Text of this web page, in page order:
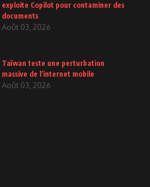
exploite Copilot pour contaminer des
documents
Août 03, 2026
Taïwan teste une perturbation
massive de l’internet mobile
Août 03, 2026